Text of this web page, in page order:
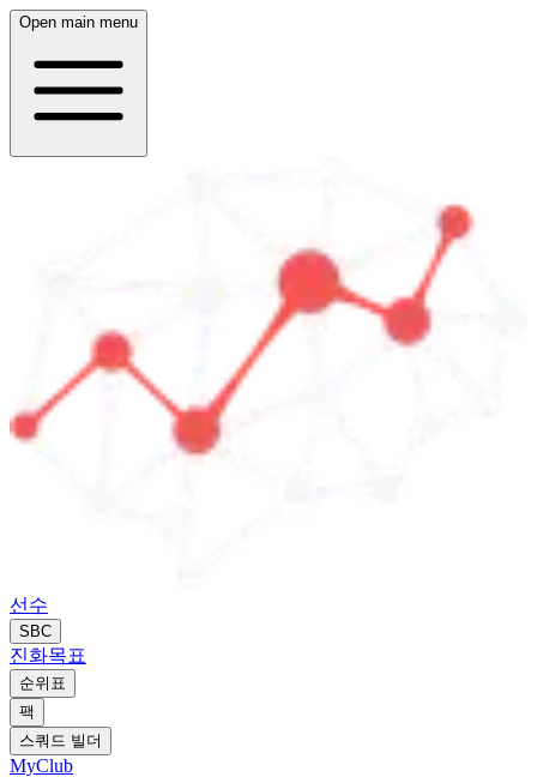
Open main menu
선수
SBC
진화목표
순위표
팩
스쿼드 빌더
MyClub